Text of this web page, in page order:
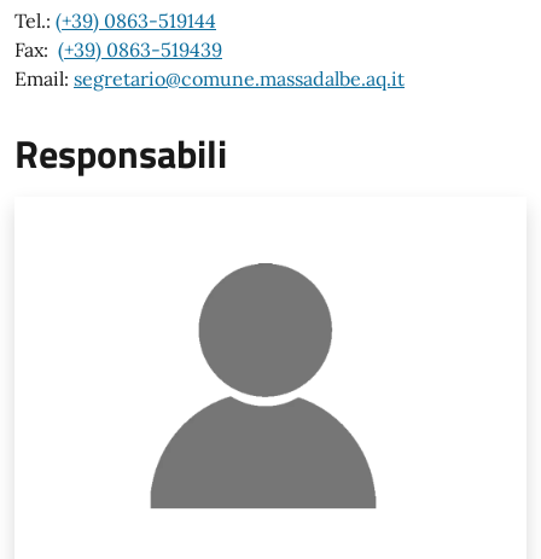
Tel.: (+39) 0863-519144
Fax: (+39) 0863-519439
Email: segretario@comune.massadalbe.aq.it
Responsabili